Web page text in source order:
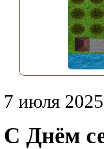
7 июля 2025
С Днём